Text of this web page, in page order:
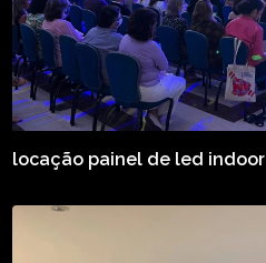
locação painel de led indoor